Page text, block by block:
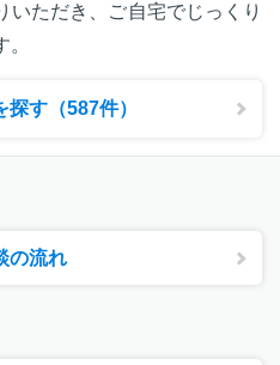
いただき、ご自宅でじっくり
す（587件）
の流れ